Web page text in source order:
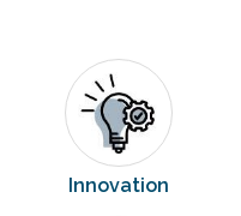
Innovation